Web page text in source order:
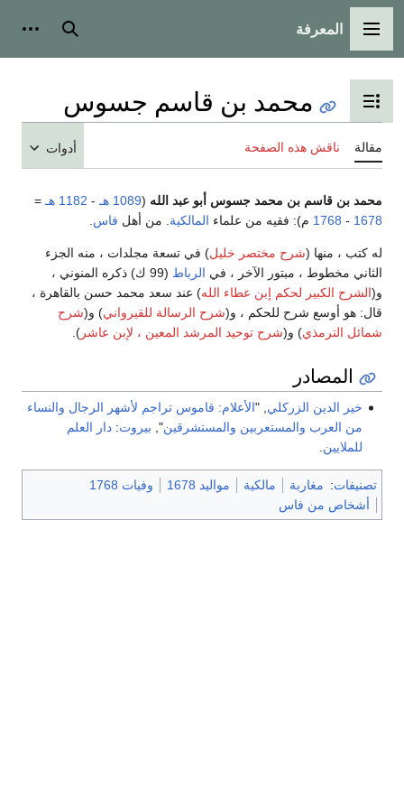
القائمة الرئيسية
المعرفة بحث
تبديل عرض جدول المحتويات
محمد بن قاسم جسوس
مقالة ناقش هذه الصفحة أدوات
محمد بن قاسم بن محمد جسوس أبو عبد الله (1089 هـ - 1182 هـ
‍ =
1678
-
1768 م): فقيه من علماء المالكية . من أهل فاس
له كتب ، منها (شرح مختصر خليل) في تسعة مجلدات ، منه الجزء
الثاني مخطوط ، مبتور الآخر ، في الرباط
(99 ك) ذكره المنوني ،
و(الشرح الكبير لحكم إبن عطاء الله) عند سعد محمد حسن بالقاهرة ،
قال: هو أوسع شرح للحكم ، و(شرح الرسالة للقيرواني) و(شرح
شمائل الترمذي) و(شرح توحيد المرشد المعين ، لإبن عاشر ).
المصادر
خير الدين الزركلي , "الأعلام: قاموس تراجم لأشهر الرجال والنساء
من العرب والمستعربين والمستشرقين", بيروت:دار العلم
للملايين
تصنيفات: مغاربة مالكية مواليد 1678
وفيات 1768
أشخاص من فاس